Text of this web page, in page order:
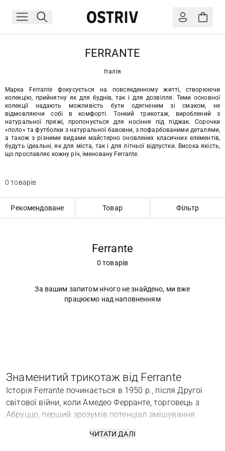
FERRANTE
Італія
Марка Ferrante фокусується на повсякденному житті, створюючи
колекцію, прийнятну як для буднів, так і для дозвілля. Теми основної
колекції надають можливість бути одягненим зі смаком, не
відмовляючи собі в комфорті. Тонкий трикотаж, вироблений з
натуральної пряжі, пропонується для носіння під піджак. Сорочки
«поло» та футболки з натуральної бавовни, з пофарбованими деталями,
а також з різними видами майстерно оновлених класичних елементів,
будуть ідеальні, як для міста, так і для літньої відпустки. Висока якість,
що прославляє кожну річ, іменовану Ferrante.
0 товарів
Рекомендоване Товар Фільтр
Ferrante
0 товарів
За вашим запитом нічого не знайдено, ми вже
працюємо над наповненням
Знаменитий трикотаж від Ferrante
Історія Ferrante починається в 1950 р., після Другої
світової війни, коли Амедео Ферранте, торговець з
Абруццо, перший зрозумів потенціал змішування
в'язаних виробів. Перша ж колекція принесла його
ЧИТАТИ ДАЛІ